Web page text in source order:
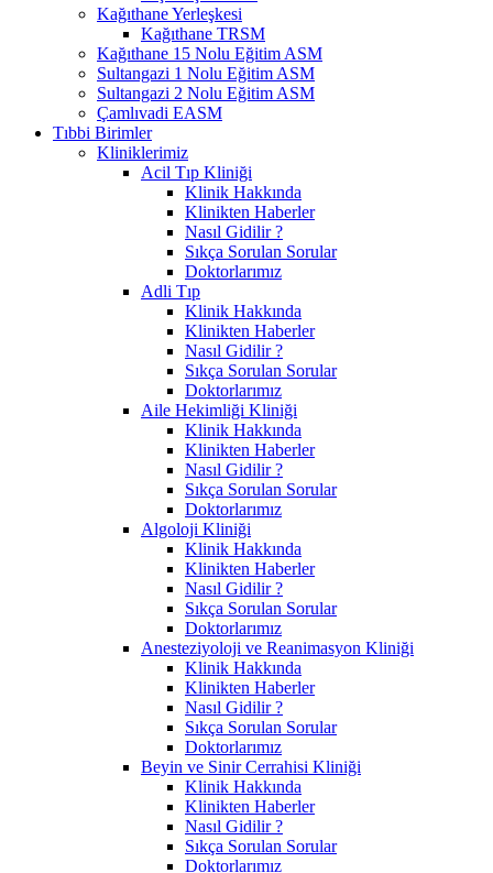
Kağıthane Yerleşkesi
Kağıthane TRSM
Kağıthane 15 Nolu Eğitim ASM
Sultangazi 1 Nolu Eğitim ASM
Sultangazi 2 Nolu Eğitim ASM
Çamlıvadi EASM
Tıbbi Birimler
Kliniklerimiz
Acil Tıp Kliniği
Klinik Hakkında
Klinikten Haberler
Nasıl Gidilir ?
Sıkça Sorulan Sorular
Doktorlarımız
Adli Tıp
Klinik Hakkında
Klinikten Haberler
Nasıl Gidilir ?
Sıkça Sorulan Sorular
Doktorlarımız
Aile Hekimliği Kliniği
Klinik Hakkında
Klinikten Haberler
Nasıl Gidilir ?
Sıkça Sorulan Sorular
Doktorlarımız
Algoloji Kliniği
Klinik Hakkında
Klinikten Haberler
Nasıl Gidilir ?
Sıkça Sorulan Sorular
Doktorlarımız
Anesteziyoloji ve Reanimasyon Kliniği
Klinik Hakkında
Klinikten Haberler
Nasıl Gidilir ?
Sıkça Sorulan Sorular
Doktorlarımız
Beyin ve Sinir Cerrahisi Kliniği
Klinik Hakkında
Klinikten Haberler
Nasıl Gidilir ?
Sıkça Sorulan Sorular
Doktorlarımız